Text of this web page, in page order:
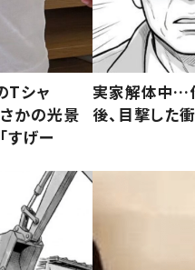
Tシャ
かの光景
すげー
実家解体中…
後、目撃した